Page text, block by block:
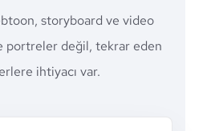
storyboard ve video
portreler değil, tekrar eden
ihtiyacı var.